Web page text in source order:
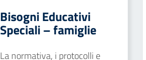
Bisogni Educativi
Speciali – famiglie
La normativa, i protocolli e